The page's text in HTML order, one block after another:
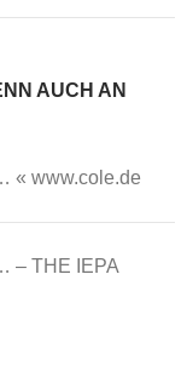
AUCH AN
« www.cole.de
– THE IEPA